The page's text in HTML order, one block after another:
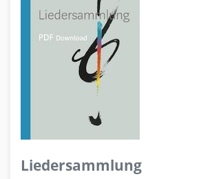
Liedersammlung